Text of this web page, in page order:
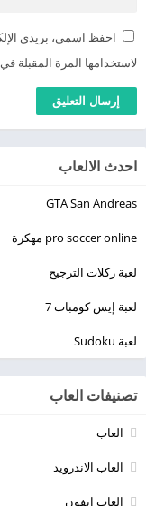
احفظ اسمي، بريدي
لاستخدامها المرة المقبلة
احدث الالعاب
GTA San Andreas
pro soccer online مهكرة
لعبة ركلات الترجيح
لعبة إيس كومبات 7
لعبة Sudoku
تصنيفات العاب
العاب
العاب الاندرويد
العاب ايفون